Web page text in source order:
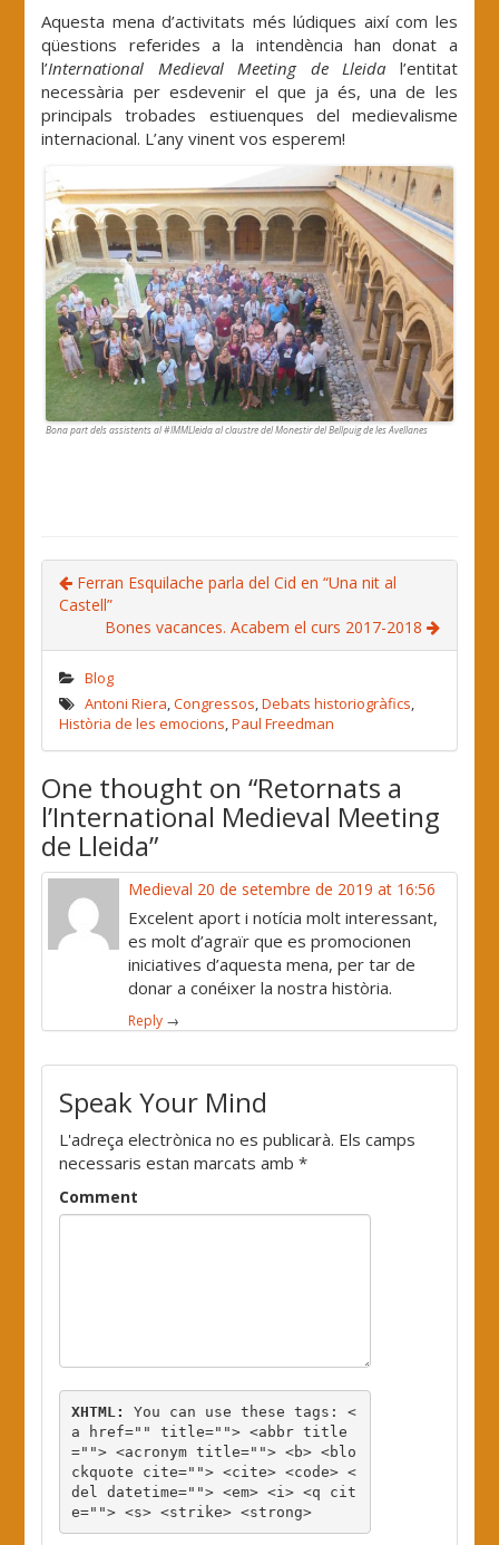
Aquesta mena d’activitats més lúdiques així com les
qüestions referides a la intendència han donat a
l’International Medieval Meeting de Lleida l’entitat
necessària per esdevenir el que ja és, una de les
principals trobades estiuenques del medievalisme
internacional. L’any vinent vos esperem!
Bona part dels assistents al #IMMLleida al claustre del Monestir del Bellpuig de les Avellanes
Ferran Esquilache parla del Cid en “Una nit al
Castell”
Bones vacances. Acabem el curs 2017-2018
Blog
Antoni Riera,Congressos,Debats historiogràfics,
Història de les emocions,Paul Freedman
One thought on “Retornats a
l’International Medieval Meeting
de Lleida”
Medieval 20 de setembre de 2019 at 16:56
Excelent aport i notícia molt interessant,
es molt d’agraïr que es promocionen
iniciatives d’aquesta mena, per tar de
donar a conéixer la nostra història.
Reply →
Speak Your Mind
L'adreça electrònica no es publicarà. Els camps
necessaris estan marcats amb*
Comment
XHTML: You can use these tags: <
a href="" title=""> <abbr title
=""> <acronym title=""> <b> <blo
ckquote cite=""> <cite> <code> <
del datetime=""> <em> <i> <q cit
e=""> <s> <strike> <strong>